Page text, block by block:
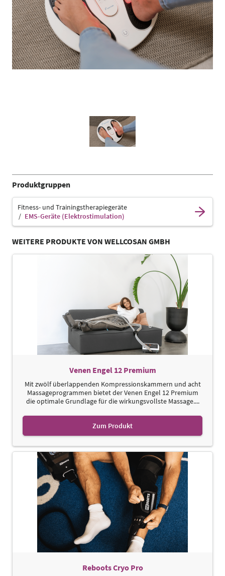
Produktgruppen
Fitness- und Trainingstherapiegeräte
EMS-Geräte (Elektrostimulation)
WEITERE PRODUKTE VON WELLCOSAN GMBH
Venen Engel 12 Premium
Mit zwölf überlappenden Kompressionskammern und acht
Massageprogrammen bietet der Venen Engel 12 Premium
die optimale Grundlage für die wirkungsvollste Massage....
Zum Produkt
Reboots Cryo Pro